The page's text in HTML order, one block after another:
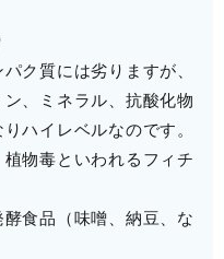
ク質には劣りますが、
、ミネラル、抗酸化物
ハイレベルなのです。
物毒といわれるフィチ
食品（味噌、納豆、な